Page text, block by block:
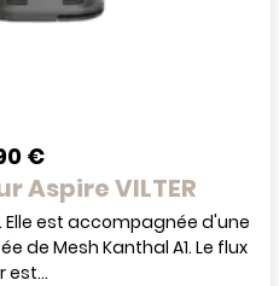
€
Aspire VILTER
Elle est accompagnée d'une
Mesh Kanthal A1. Le flux
est...